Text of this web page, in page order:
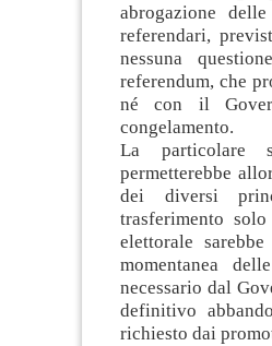
abrogazione
referendari,
nessuna
referendum, che
né con il
congelamento.
La particolare
permetterebbe
dei diversi
trasferimento
elettorale
momentanea
necessario dal
definitivo
richiesto dai